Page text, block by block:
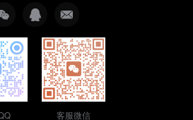
客服微信